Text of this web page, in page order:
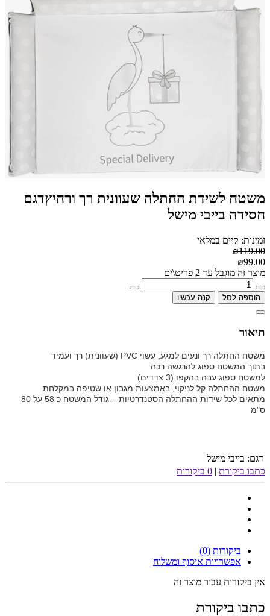
משטח לשידת החתלה שעוונית רך ורחיץדגם
חסידה בייבי מישל
זמינות: קיים במלאי
₪119.00
₪99.00
מוצר זה מוגבל עד 2 פריט\ים
הוספה לסל קנה עכשיו
תיאור
משטח החתלה רך ונעים למגע, עשוי PVC (שעוונית) רך ועמיד
בתוך המשטח ספוג להרגשה רכה
למשטח ספוג עבה בהקפו (3 צדדים)
משטח ההחתלה קל לניקוי, באמצעות מגבון או שטיפה במקלחת
מתאים לכל שידות ההחתלה הסטנדרטיות – גודל המשטח כ 58 על 80
ס"מ
דגם: בייבי מישל
כתבו ביקורת | 0 ביקורות
ביקורות (0)
אפשרויות איסוף ומשלוח
אין ביקורות עבור מוצר זה
כתבו ביקורת